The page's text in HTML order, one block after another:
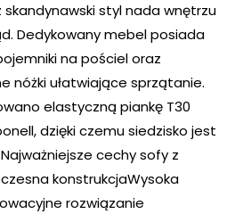
skandynawski styl nada wnętrzu
Dedykowany mebel posiada
na pościel oraz
nóżki ułatwiające sprzątanie.
elastyczną piankę T30
dzięki czemu siedzisko jest
cechy sofy z
konstrukcjaWysoka
rozwiązanie